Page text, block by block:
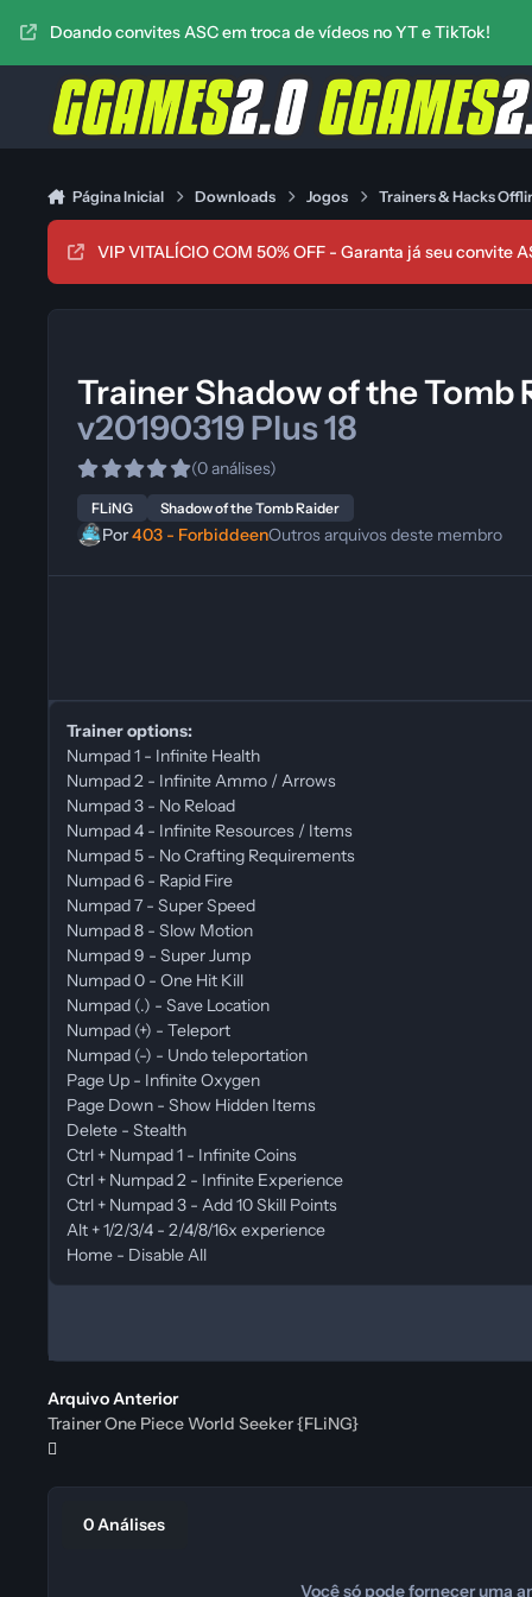
Doando convites ASC em troca de vídeos no YT e TikTok!
Página Inicial Downloads Jogos Trainers & Hacks
VIP VITALÍCIO COM 50% OFF - Garanta já seu convite
Trainer Shadow of the Tomb
v20190319 Plus 18
(0 análises)
FLiNG Shadow of the Tomb Raider
Por403 - ForbiddeenOutros arquivos deste membro
Trainer options:
Numpad 1 - Infinite Health
Numpad 2 - Infinite Ammo / Arrows
Numpad 3 - No Reload
Numpad 4 - Infinite Resources / Items
Numpad 5 - No Crafting Requirements
Numpad 6 - Rapid Fire
Numpad 7 - Super Speed
Numpad 8 - Slow Motion
Numpad 9 - Super Jump
Numpad 0 - One Hit Kill
Numpad (.) - Save Location
Numpad (+) - Teleport
Numpad (-) - Undo teleportation
Page Up - Infinite Oxygen
Page Down - Show Hidden Items
Delete - Stealth
Ctrl + Numpad 1 - Infinite Coins
Ctrl + Numpad 2 - Infinite Experience
Ctrl + Numpad 3 - Add 10 Skill Points
Alt + 1/2/3/4 - 2/4/8/16x experience
Home - Disable All
Arquivo Anterior
Trainer One Piece World Seeker {FLiNG}
0 Análises
Você só pode fornecer uma